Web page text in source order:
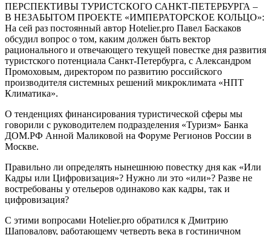
ПЕРСПЕКТИВЫ ТУРИСТСКОГО САНКТ-ПЕТЕРБУРГА –
В НЕЗАБЫТОМ ПРОЕКТЕ «ИМПЕРАТОРСКОЕ КОЛЬЦО»:
На сей раз постоянный автор Hotelier.pro Павел Баскаков
обсудил вопрос о том, каким должен быть вектор
рационального и отвечающего текущей повестке дня развития
туристского потенциала Санкт-Петербурга, с Александром
Промоховым, директором по развитию российского
производителя системных решений микроклимата «НПТ
Климатика».
О тенденциях финансирования туристической сферы мы
говорили с руководителем подразделения «Туризм» Банка
ДОМ.РФ Анной Маликовой на Форуме Регионов России в
Москве.
Правильно ли определять нынешнюю повестку дня как «Или
Кадры или Цифровизация»? Нужно ли это «или»? Разве не
востребованы у отельеров одинаково как кадры, так и
цифровизация?
С этими вопросами Hotelier.pro обратился к Дмитрию
Шаповалову, работающему четверть века в гостиничном